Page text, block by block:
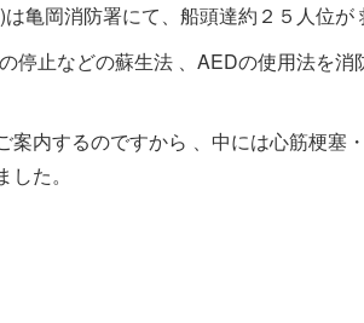
亀岡消防署にて、船頭達約２５人位が
停止などの蘇生法 、AEDの使用法を
案内するのですから 、中には心筋梗塞
た。